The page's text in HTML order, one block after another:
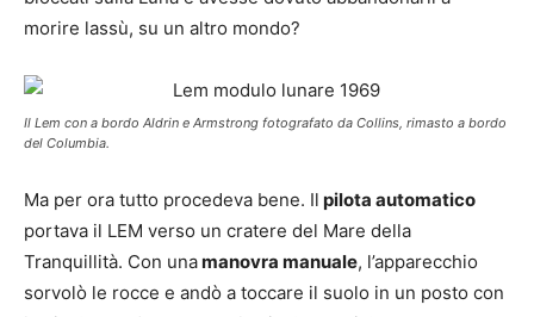
morire lassù, su un altro mondo?
Il Lem con a bordo Aldrin e Armstrong fotografato da Collins, rimasto a bordo
del Columbia.
Ma per ora tutto procedeva bene. Il pilota automatico
portava il LEM verso un cratere del Mare della
Tranquillità. Con unamanovra manuale, l’apparecchio
sorvolò le rocce e andò a toccare il suolo in un posto con